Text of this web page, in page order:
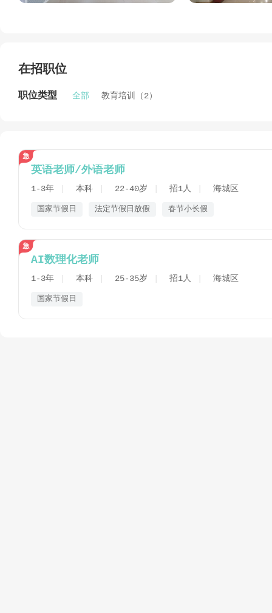
在招职位
职位类型 全部 教育培训（2）
英语老师/外语老师
1-3年 本科 22-40岁 招1人 海城区
国家节假日 法定节假日放假 春节小长假
AI数理化老师
1-3年 本科 25-35岁 招1人 海城区
国家节假日